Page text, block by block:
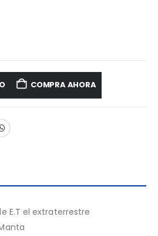
COMPRA AHORA
E.T el extraterrestre